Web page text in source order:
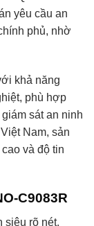
yêu cầu an
phủ, nhờ
khả năng
phù hợp
sát an ninh
Nam, sản
và độ tin
C9083R
siêu rõ nét.